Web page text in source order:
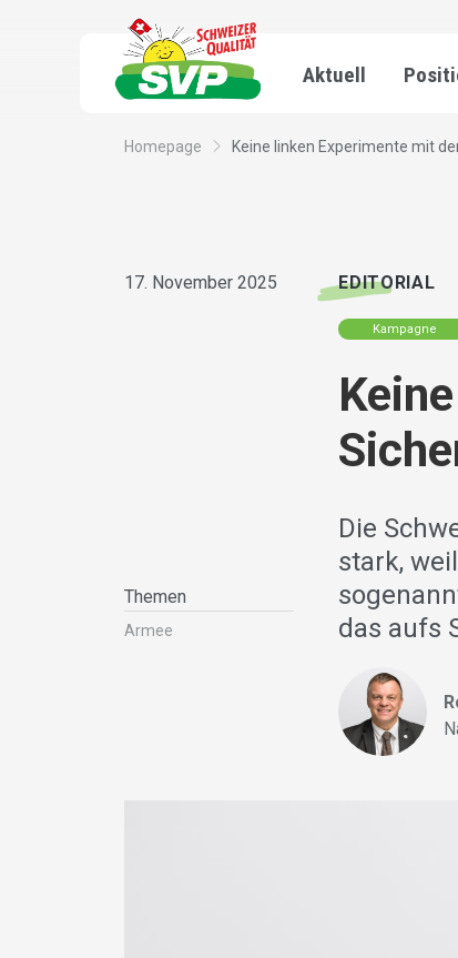
Aktuell
Homepage Keine linken Experimente mit
17. November 2025
Themen
Armee
EDITORIAL
Kampagne
Die
stark,
das aufs